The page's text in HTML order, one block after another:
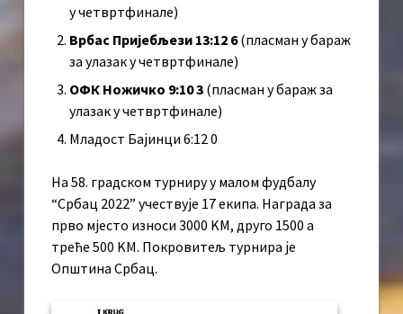
у четвртфинале)
Врбас Пријебљези 13:12 6(пласман у бараж
за улазак у четвртфинале)
ОФК Ножичко 9:10 3 (пласман у бараж за
улазак у четвртфинале)
Младост Бајинци 6:12 0
На 58. градском турниру у малом фудбалу
“Србац 2022” учествује 17 екипа. Награда за
прво мјесто износи 3000 KМ, друго 1500 а
треће 500 KМ. Покровитељ турнира је
Општина Србац.